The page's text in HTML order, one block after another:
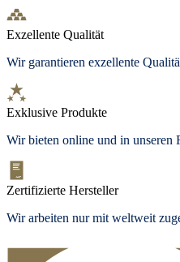
Exzellente Qualität
Wir garantieren exzellente
Exklusive Produkte
Wir bieten online und in unseren
Zertifizierte Hersteller
Wir arbeiten nur mit weltweit